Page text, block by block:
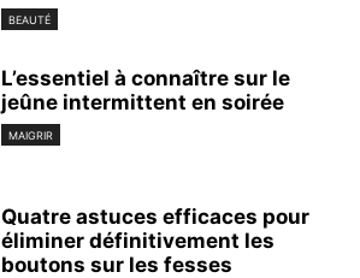
BEAUTÉ
L’essentiel à connaître sur le
jeûne intermittent en soirée
MAIGRIR
Quatre astuces efficaces pour
éliminer définitivement les
boutons sur les fesses